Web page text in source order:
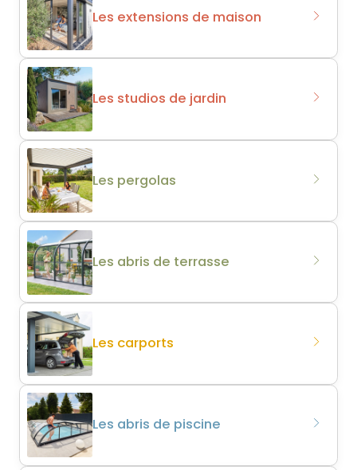
Les extensions de maison
Les studios de jardin
Les pergolas
Les abris de terrasse
Les carports
Les abris de piscine